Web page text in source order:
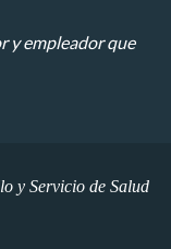
y empleador que
y Servicio de Salud